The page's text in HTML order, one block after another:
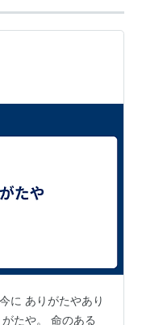
に ありがたやあり
たや。 命のある